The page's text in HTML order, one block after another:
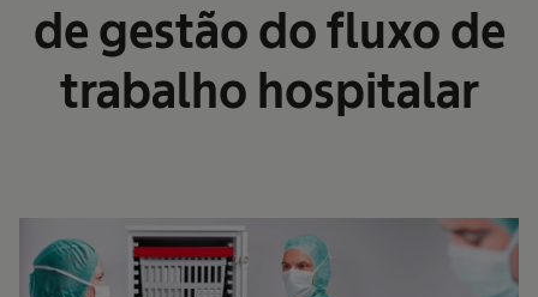
de gestão do fluxo de
trabalho hospitalar